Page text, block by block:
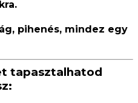
pihenés, mindez egy
tapasztalhatod